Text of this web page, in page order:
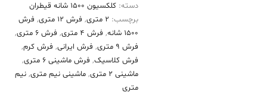
دسته: کلکسیون ۱۵۰۰ شانه قیطران
برچسب: 2 متری , فرش 12 متری , فرش
۱۵۰۰ شانه
, فرش 4 متری , فرش 6 متری
,
فرش 9 متری
, فرش ایرانی, فرش کرم,
فرش کلاسیک, فرش ماشینی 6 متری
,
ماشینی 2 متری
, ماشینی نیم متری, نیم
متری